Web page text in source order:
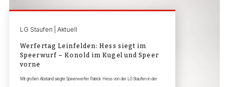
LG Staufen | Aktuell
Werfertag Leinfelden: Hess siegt im
Speerwurf – Konold im Kugel und Speer
vorne
Mit großen Abstand siegte Speerwerfer Patrick Hess von der LG Staufen in der